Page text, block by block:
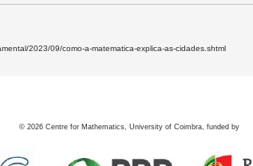
2023/09/como-a-matematica-explica-as-cidades.shtml
© 2026 Centre for Mathematics, University of Coimbra, funded by